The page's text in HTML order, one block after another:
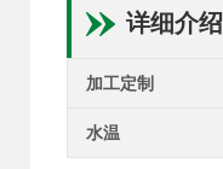
详细介绍
加工定制
水温